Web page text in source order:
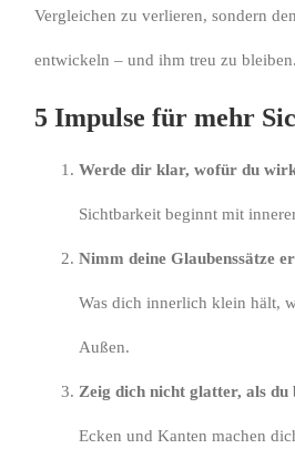
Vergleichen zu verlieren, sondern
entwickeln – und ihm treu zu bleiben.
5 Impulse für mehr
Werde dir klar, wofür du
Sichtbarkeit beginnt mit
Nimm deine Glaubenssätze
Was dich innerlich klein hält,
Außen.
Zeig dich nicht glatter, als du
Ecken und Kanten machen